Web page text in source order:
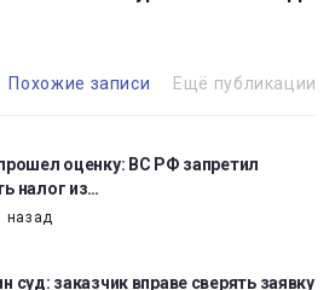
Похожие записи Ещё публикации
оценку: ВС РФ запретил
налог из…
назад
суд: заказчик вправе сверять заявку